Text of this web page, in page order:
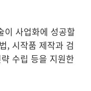
이 사업화에 성공할
, 시작품 제작과 검
수립 등을 지원한